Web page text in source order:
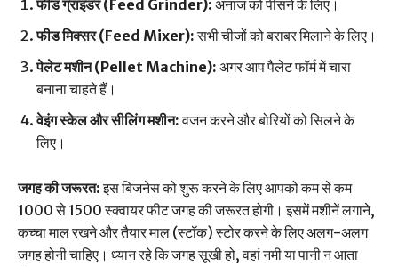
फीड ग्राइंडर (Feed Grinder): अनाज को पीसने के लिए।
फीड मिक्सर (Feed Mixer):सभी चीजों को बराबर मिलाने के लिए।
पेलेट मशीन (Pellet Machine): अगर आप पैलेट फॉर्म में चारा
बनाना चाहते हैं।
वेइंग स्केल और सीलिंग मशीन:वजन करने और बोरियों को सिलने के
लिए।
जगह की जरूरत:इस बिजनेस को शुरू करने के लिए आपको कम से कम
1000 से 1500 स्क्वायर फीट जगह की जरूरत होगी। इसमें मशीनें लगाने,
कच्चा माल रखने और तैयार माल (स्टॉक) स्टोर करने के लिए अलग-अलग
जगह होनी चाहिए। ध्यान रहे कि जगह सूखी हो, वहां नमी या पानी न आता